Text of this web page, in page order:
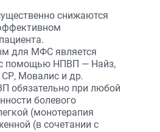
снижаются
для МФС является
с помощью НПВП — Найз,
Мовалис и др.
обязательно при любой
болевого
(монотерапия
(в сочетании с